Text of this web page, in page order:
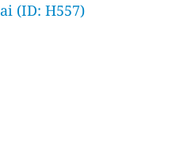
(ID: H557)